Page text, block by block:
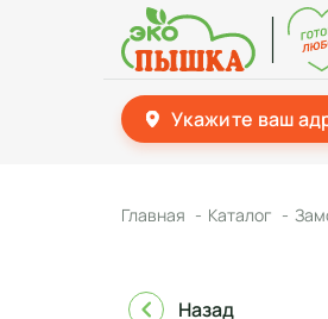
Укажите ваш
Главная Каталог
Назад